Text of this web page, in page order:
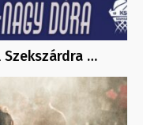
…